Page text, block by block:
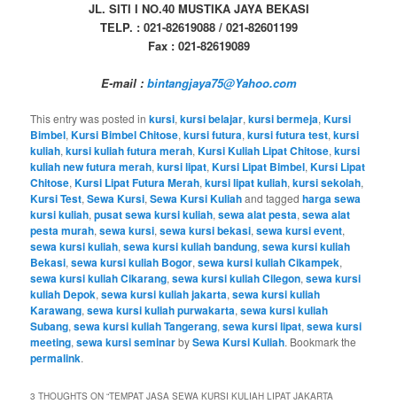
JL. SITI I NO.40 MUSTIKA JAYA BEKASI
TELP. : 021-82619088 / 021-82601199
Fax : 021-82619089
E-mail : bintangjaya75@Yahoo.com
This entry was posted inkursi,kursi belajar,kursi bermeja,Kursi
Bimbel,Kursi Bimbel Chitose,kursi futura,kursi futura test,kursi
kuliah,kursi kuliah futura merah,Kursi Kuliah Lipat Chitose,kursi
kuliah new futura merah,kursi lipat,Kursi Lipat Bimbel,Kursi Lipat
Chitose,Kursi Lipat Futura Merah,kursi lipat kuliah,kursi sekolah,
Kursi Test,Sewa Kursi,Sewa Kursi Kuliahand taggedharga sewa
kursi kuliah,pusat sewa kursi kuliah,sewa alat pesta,sewa alat
pesta murah,sewa kursi,sewa kursi bekasi,sewa kursi event,
sewa kursi kuliah,sewa kursi kuliah bandung,sewa kursi kuliah
Bekasi,sewa kursi kuliah Bogor,sewa kursi kuliah Cikampek,
sewa kursi kuliah Cikarang,sewa kursi kuliah Cilegon,sewa kursi
kuliah Depok,sewa kursi kuliah jakarta,sewa kursi kuliah
Karawang,sewa kursi kuliah purwakarta,sewa kursi kuliah
Subang,sewa kursi kuliah Tangerang,sewa kursi lipat,sewa kursi
meeting,sewa kursi seminarbySewa Kursi Kuliah. Bookmark the
permalink.
3 THOUGHTS ON “TEMPAT JASA SEWA KURSI KULIAH LIPAT JAKARTA